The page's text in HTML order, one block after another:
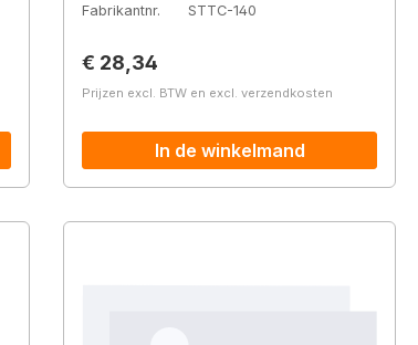
Fabrikantnr.
STTC-140
Normale prijs:
€ 28,34
Prijzen excl. BTW en excl. verzendkosten
In de winkelmand